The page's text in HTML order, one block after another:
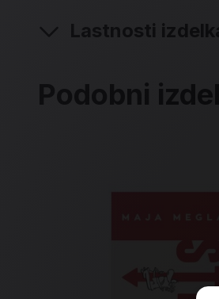
Lastnosti
Podobni